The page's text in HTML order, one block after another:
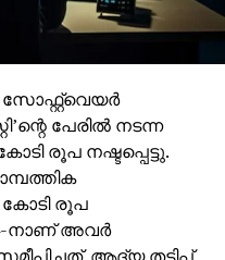
പേരില്‍ നടന്ന
രൂപ നഷ്ടപ്പെട്ടു.
രൂപ
നാണ് അവര്‍